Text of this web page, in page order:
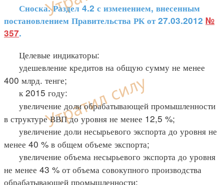
Сноска. Раздел 4.2 с изменением, внесенным
постановлением Правительства РК от 27.03.2012 №
357.
Целевые индикаторы:
удешевление кредитов на общую сумму не менее
400 млрд. тенге;
к 2015 году:
увеличение доли обрабатывающей промышленности
в структуре ВВП до уровня не менее 12,5 %;
увеличение доли несырьевого экспорта до уровня не
менее 40 % в общем объеме экспорта;
увеличение объема несырьевого экспорта до уровня
не менее 43 % от объема совокупного производства
обрабатывающей промышленности;